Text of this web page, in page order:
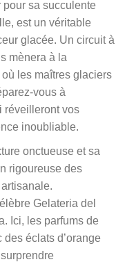
pour sa succulente
est un véritable
glacée. Un circuit à
mènera à la
les maîtres glaciers
vous à
réveilleront vos
inoubliable.
onctueuse et sa
rigoureuse des
Gelateria del
Ici, les parfums de
éclats d’orange